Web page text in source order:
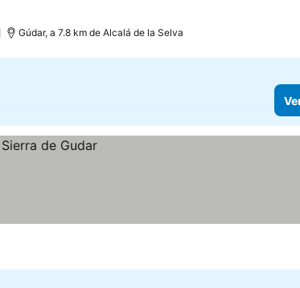
Gúdar, a 7.8 km de Alcalá de la Selva